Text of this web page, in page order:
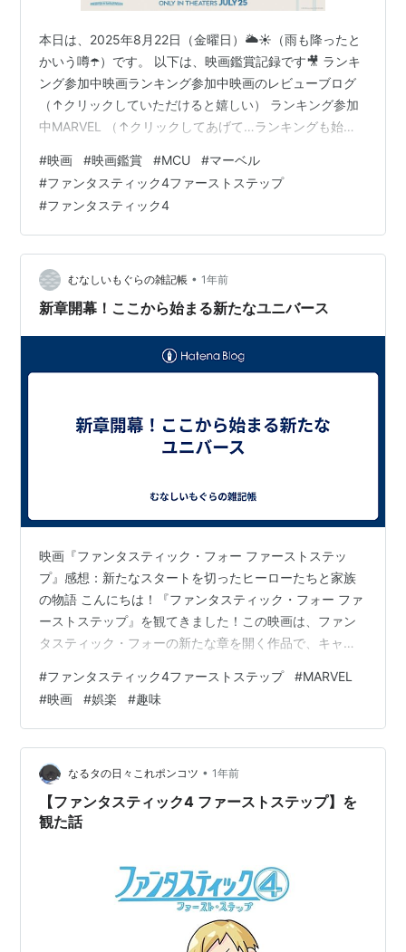
本日は、2025年8月22日（金曜日）🌥☀️（雨も降ったと
かいう噂☂️）です。 以下は、映画鑑賞記録です🎥 ランキ
ング参加中映画ランキング参加中映画のレビューブログ
（↑クリックしていただけると嬉しい） ランキング参加
中MARVEL （↑クリックしてあげて…ランキングも始ま
（↑クリック感謝） 「ファンタスティック4：ファース
ト・ステップ」🚀 監督 ：マット・シャックマン 出演 ：
ペドロ・パスカル、ヴァネッサ・カービー、エボン・モ
ス＝バクラック 制作年：2025年 制作国：アメリカ合衆
国🇺🇸 原題 ：The Fantastic Four: F…
#映画 #映画鑑賞 #MCU #マーベル
#ファンタスティック4ファーストステップ
#ファンタスティック4
むなしいもぐらの雑記帳 • 1年前
新章開幕！ここから始まる新たなユニバース
映画『ファンタスティック・フォー ファーストステッ
プ』感想：新たなスタートを切ったヒーローたちと家族
の物語 こんにちは！『ファンタスティック・フォー ファ
ーストステップ』を観てきました！この映画は、ファン
タスティック・フォーの新たな章を開く作品で、キャラ
早速、感想をシェアしたいと思います。 ストーリーはテ
ンポ良く進む 映画は、リード（Mr.ファンタスティック）
とスー（インヴィジブル・ウーマン）が子供を持つとこ
ろからスタート。すでに知っているキャラクターたちの
特性や過去に触れつつも、無駄な説明は最小限に抑えら
れており、ストーリーがぐんぐん進んでい…
#ファンタスティック4ファーストステップ #MARVEL
#映画 #娯楽 #趣味
なるタの日々これポンコツ • 1年前
【ファンタスティック4 ファーストステップ】を
観た話